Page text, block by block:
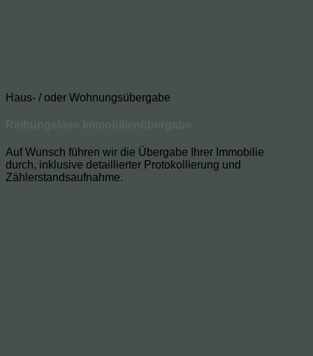
Haus- / oder Wohnungsübergabe
Auf Wunsch führen wir die Übergabe Ihrer Immobilie
durch, inklusive detaillierter Protokollierung und
Zählerstandsaufnahme.